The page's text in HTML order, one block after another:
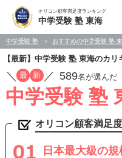
オリコン顧客満足度ランキング
中学受験 塾 東海
中学受験 塾 おすすめの中学受験 塾
【最新】中学受験 塾 東海のカ
／ 最 新 ／ 589名が選んだ
中学受験 塾
オリコン顧客満足
日本最大級の